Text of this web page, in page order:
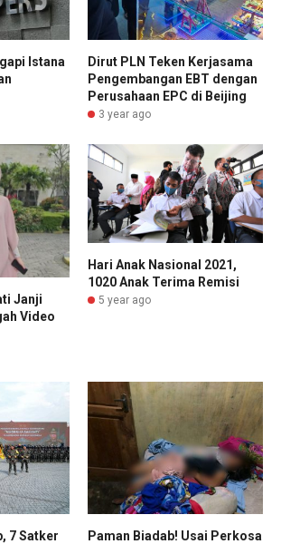
Istana
Dirut PLN Teken Kerjasama
Pengembangan EBT dengan
Perusahaan EPC di Beijing
3 year ago
Janji
Video
Hari Anak Nasional 2021,
1020 Anak Terima Remisi
5 year ago
7 Satker
Paman Biadab! Usai Perkosa